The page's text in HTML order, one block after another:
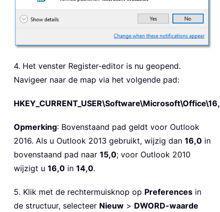
4. Het venster Register-editor is nu geopend.
Navigeer naar de map via het volgende pad:
Opmerking: Bovenstaand pad geldt voor Outlook
2016. Als u Outlook 2013 gebruikt, wijzig dan 16,0 in
bovenstaand pad naar 15,0; voor Outlook 2010
wijzigt u 16,0 in 14,0.
5. Klik met de rechtermuisknop op Preferences in
de structuur, selecteer Nieuw > DWORD-waarde